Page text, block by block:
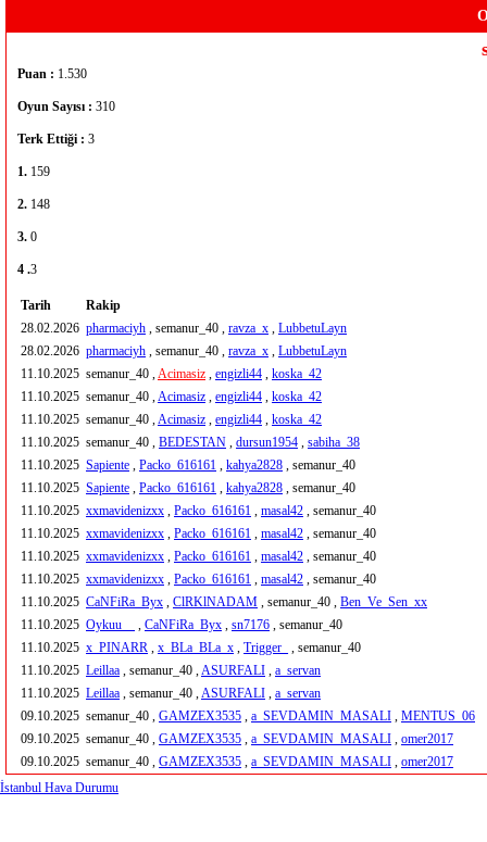
Puan : 1.530
Oyun Sayısı : 310
Terk Ettiği : 3
1. 159
2. 148
3. 0
4 .3
Tarih
Rakip
28.02.2026 pharmaciyh , semanur_40 , ravza_x , LubbetuLayn
28.02.2026 pharmaciyh , semanur_40 , ravza_x , LubbetuLayn
11.10.2025 semanur_40 ,Acimasiz , engizli44 , koska_42
11.10.2025 semanur_40 ,Acimasiz , engizli44 , koska_42
11.10.2025 semanur_40 ,Acimasiz , engizli44 , koska_42
11.10.2025 semanur_40 , BEDESTAN , dursun1954 , sabiha_38
11.10.2025 Sapiente , Packo_616161 , kahya2828 , semanur_40
11.10.2025 Sapiente , Packo_616161 , kahya2828 , semanur_40
11.10.2025 xxmavidenizxx , Packo_616161 , masal42 , semanur_40
11.10.2025 xxmavidenizxx , Packo_616161 , masal42 , semanur_40
11.10.2025 xxmavidenizxx , Packo_616161 , masal42 , semanur_40
11.10.2025 xxmavidenizxx , Packo_616161 , masal42 , semanur_40
11.10.2025 CaNFiRa_Byx , ClRKlNADAM , semanur_40 , Ben_Ve_Sen_xx
11.10.2025 Oykuu__ , CaNFiRa_Byx , sn7176 , semanur_40
11.10.2025 x_PINARR , x_BLa_BLa_x , Trigger_
, semanur_40
11.10.2025 Leillaa , semanur_40 ,ASURFALI , a_servan
11.10.2025 Leillaa , semanur_40 ,ASURFALI , a_servan
09.10.2025 semanur_40 , GAMZEX3535 , a_SEVDAMIN_MASALI , MENTUS_06
09.10.2025 semanur_40 , GAMZEX3535 , a_SEVDAMIN_MASALI , omer2017
09.10.2025 semanur_40 , GAMZEX3535 , a_SEVDAMIN_MASALI , omer2017
İstanbul Hava Durumu